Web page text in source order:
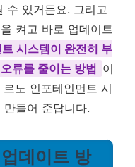
수 있거든요. 그리고
켜고 바로 업데이트
시스템이 완전히 부
류를 줄이는 방법 이
노 인포테인먼트 시
들어 준답니다.
데이트 방